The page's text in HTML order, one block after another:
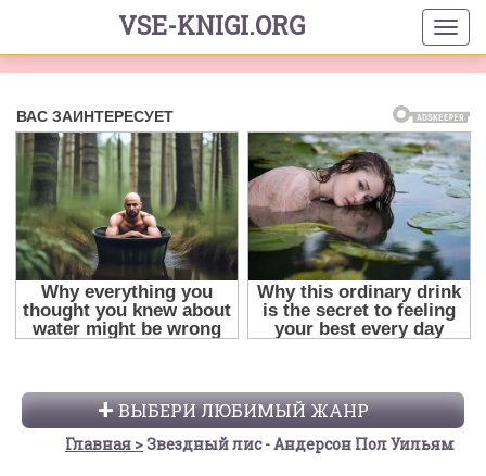
VSE-KNIGI.ORG
ВЫБЕРИ ЛЮБИМЫЙ ЖАНР
Главная Звездный лис - Андерсон Пол Уильям